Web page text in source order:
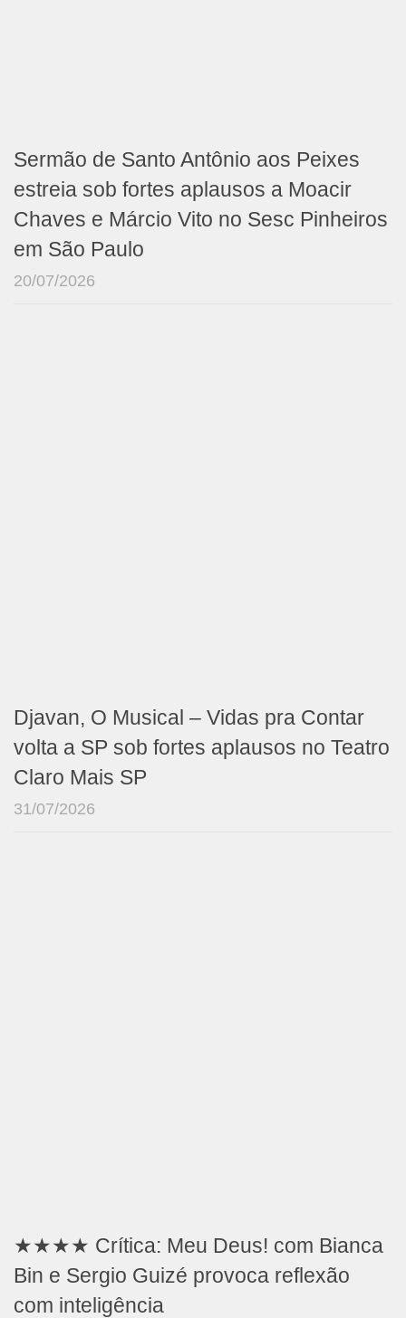
Sermão de Santo Antônio aos Peixes
estreia sob fortes aplausos a Moacir
Chaves e Márcio Vito no Sesc Pinheiros
em São Paulo
20/07/2026
Djavan, O Musical – Vidas pra Contar
volta a SP sob fortes aplausos no Teatro
Claro Mais SP
31/07/2026
★★★★ Crítica: Meu Deus! com Bianca
Bin e Sergio Guizé provoca reflexão
com inteligência